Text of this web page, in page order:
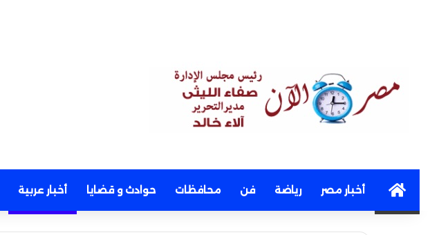
Homeأخبار مصر رياضة فن محافظات حوادث و قضايا أخبار عربية